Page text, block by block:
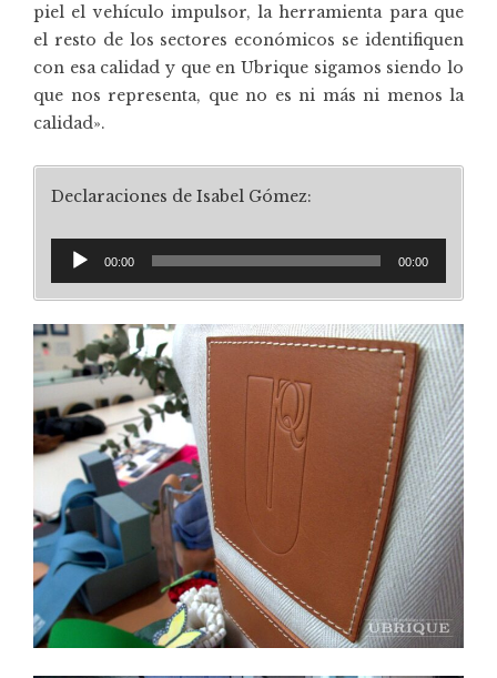
piel el vehículo impulsor, la herramienta para que
el resto de los sectores económicos se identifiquen
con esa calidad y que en Ubrique sigamos siendo lo
que nos representa, que no es ni más ni menos la
calidad».
Declaraciones de Isabel Gómez:
Reproductor
de
audio
00:00 00:00